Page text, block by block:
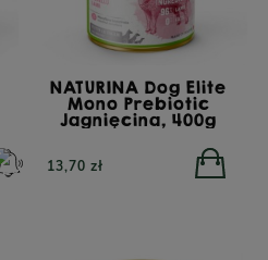
NATURINA Dog Elite
Mono Prebiotic
Jagnięcina, 400g
13,70 zł